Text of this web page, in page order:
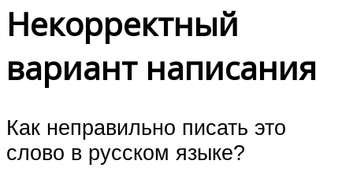
Некорректный
вариант написания
Как неправильно писать это
слово в русском языке?